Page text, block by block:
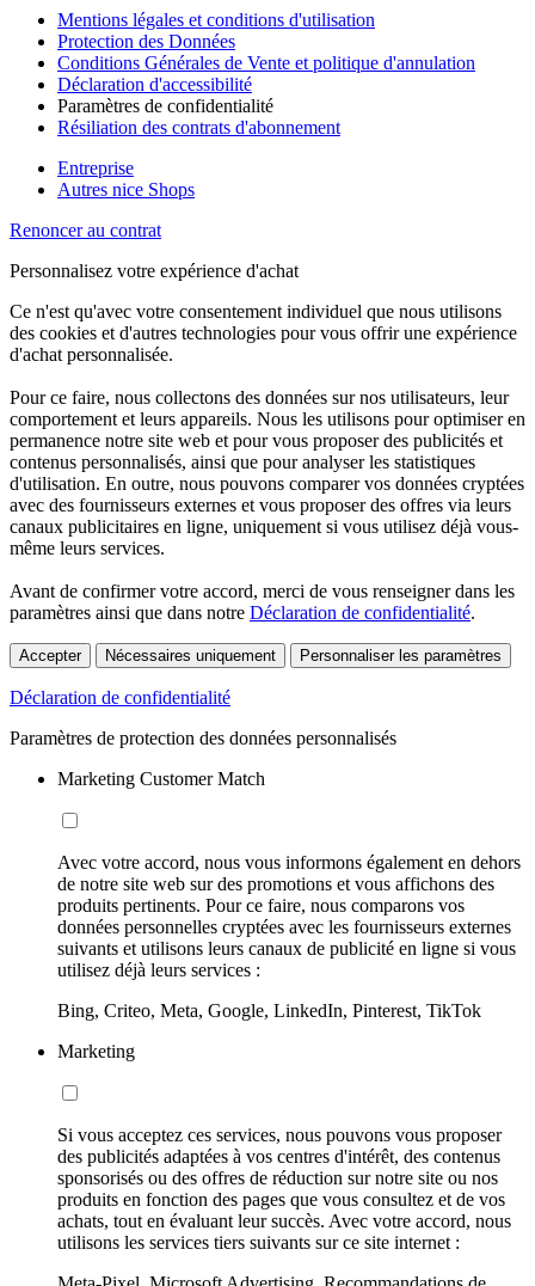
Mentions légales et conditions d'utilisation
Protection des Données
Conditions Générales de Vente et politique d'annulation
Déclaration d'accessibilité
Paramètres de confidentialité
Résiliation des contrats d'abonnement
Entreprise
Autres nice Shops
Renoncer au contrat
Personnalisez votre expérience d'achat
Ce n'est qu'avec votre consentement individuel que nous utilisons
des cookies et d'autres technologies pour vous offrir une expérience
d'achat personnalisée.
Pour ce faire, nous collectons des données sur nos utilisateurs, leur
comportement et leurs appareils. Nous les utilisons pour optimiser en
permanence notre site web et pour vous proposer des publicités et
contenus personnalisés, ainsi que pour analyser les statistiques
d'utilisation. En outre, nous pouvons comparer vos données cryptées
avec des fournisseurs externes et vous proposer des offres via leurs
canaux publicitaires en ligne, uniquement si vous utilisez déjà vous-
même leurs services.
Avant de confirmer votre accord, merci de vous renseigner dans les
paramètres ainsi que dans notre Déclaration de confidentialité.
Accepter Nécessaires uniquement Personnaliser les paramètres
Déclaration de confidentialité
Paramètres de protection des données personnalisés
Marketing Customer Match
Avec votre accord, nous vous informons également en dehors
de notre site web sur des promotions et vous affichons des
produits pertinents. Pour ce faire, nous comparons vos
données personnelles cryptées avec les fournisseurs externes
suivants et utilisons leurs canaux de publicité en ligne si vous
utilisez déjà leurs services :
Bing, Criteo, Meta, Google, LinkedIn, Pinterest, TikTok
Marketing
Si vous acceptez ces services, nous pouvons vous proposer
des publicités adaptées à vos centres d'intérêt, des contenus
sponsorisés ou des offres de réduction sur notre site ou nos
produits en fonction des pages que vous consultez et de vos
achats, tout en évaluant leur succès. Avec votre accord, nous
utilisons les services tiers suivants sur ce site internet :